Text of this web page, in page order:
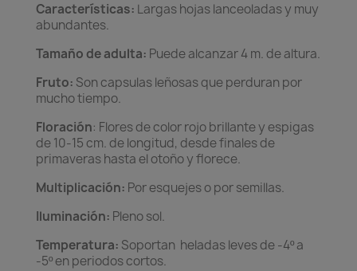
Características: Largas hojas lanceoladas y muy
abundantes.
Tamaño de adulta: Puede alcanzar 4 m. de altura.
Fruto: Son capsulas leñosas que perduran por
mucho tiempo.
Floración: Flores de color rojo brillante y espigas
de 10-15 cm. de longitud, desde finales de
primaveras hasta el otoño y florece.
Multiplicación: Por esquejes o por semillas.
Iluminación: Pleno sol.
Temperatura: Soportan heladas leves de -4º a
-5º en periodos cortos.